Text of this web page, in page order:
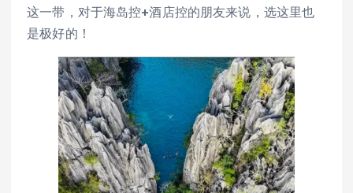
这一带，对于海岛控+酒店控的朋友来说，选这里也
是极好的！